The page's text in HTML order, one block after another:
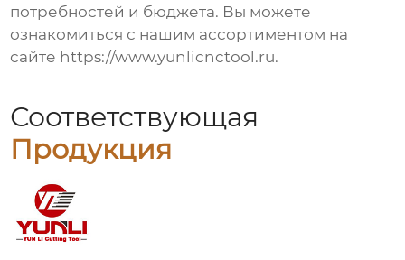
потребностей и бюджета. Вы можете
ознакомиться с нашим ассортиментом на
сайте https://www.yunlicnctool.ru.
Соответствующая
Продукция